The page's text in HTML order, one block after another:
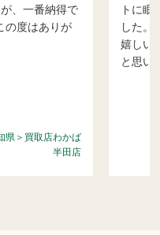
、一番納得で
の度はありが
県＞買取店わかば
半田店
トに眠
した。
嬉しい
と思い